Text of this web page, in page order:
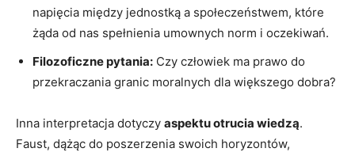
napięcia między jednostką a społeczeństwem, które
żąda od nas spełnienia umownych norm i oczekiwań.
Filozoficzne pytania: Czy człowiek ma prawo do
przekraczania granic moralnych dla większego dobra?
Inna interpretacja dotyczy aspektu otrucia wiedzą.
Faust, dążąc do poszerzenia swoich horyzontów,